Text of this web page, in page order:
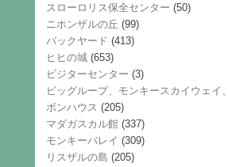
スローロリス保全センター (50)
ニホンザルの丘 (99)
バックヤード (413)
ヒヒの城 (653)
ビジターセンター (3)
ビッグループ、モンキースカイウェイ
ボンハウス (205)
マダガスカル館 (337)
モンキーバレイ (309)
リスザルの島 (205)